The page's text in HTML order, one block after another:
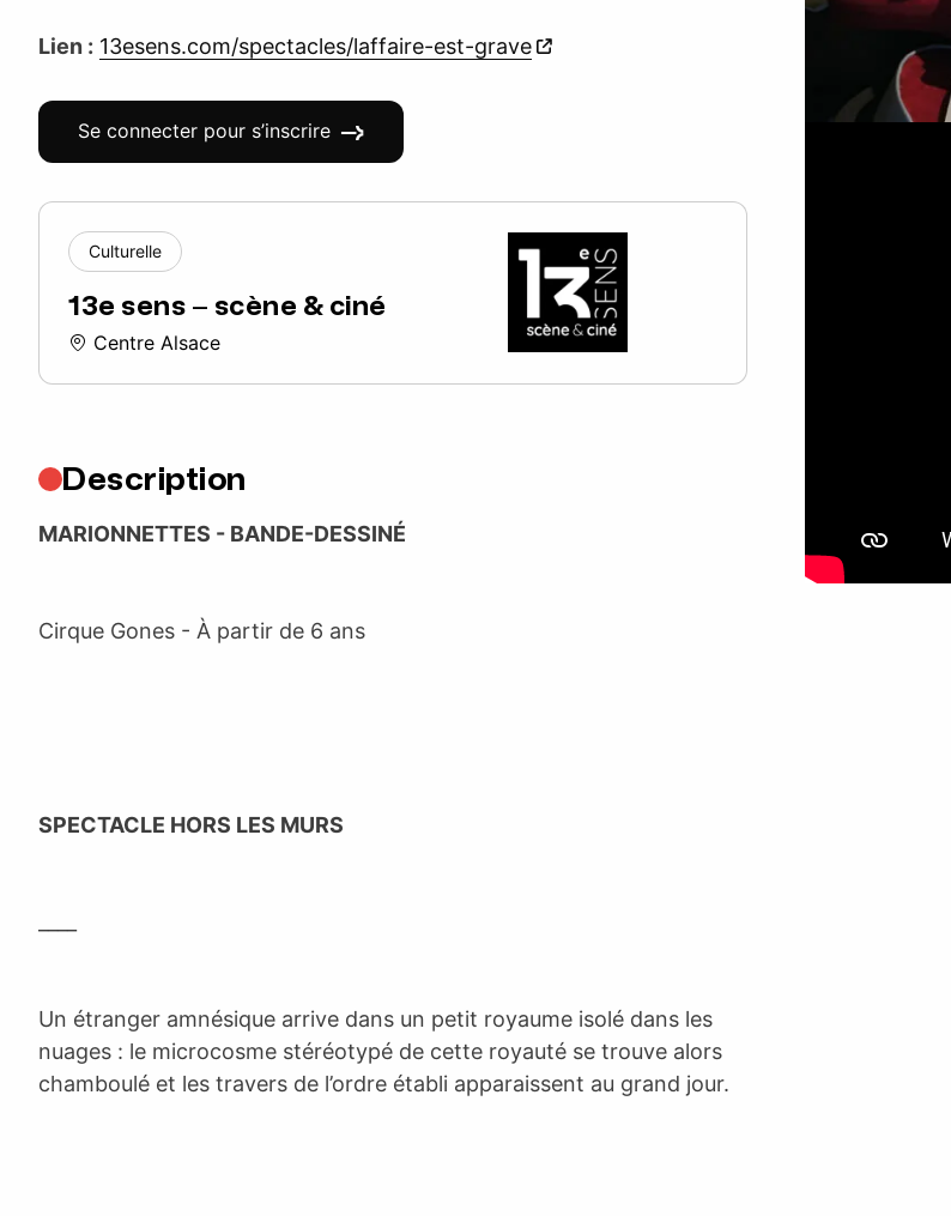
Lien : 13esens.com/spectacles/laffaire-est-grave
Se connecter pour s’inscrire
Culturelle
13e sens – scène & ciné
Centre Alsace
Description
MARIONNETTES - BANDE-DESSINÉ
Cirque Gones - À partir de 6 ans
SPECTACLE HORS LES MURS
Un étranger amnésique arrive dans un petit royaume isolé dans les
nuages : le microcosme stéréotypé de cette royauté se trouve alors
chamboulé et les travers de l’ordre établi apparaissent au grand jour.